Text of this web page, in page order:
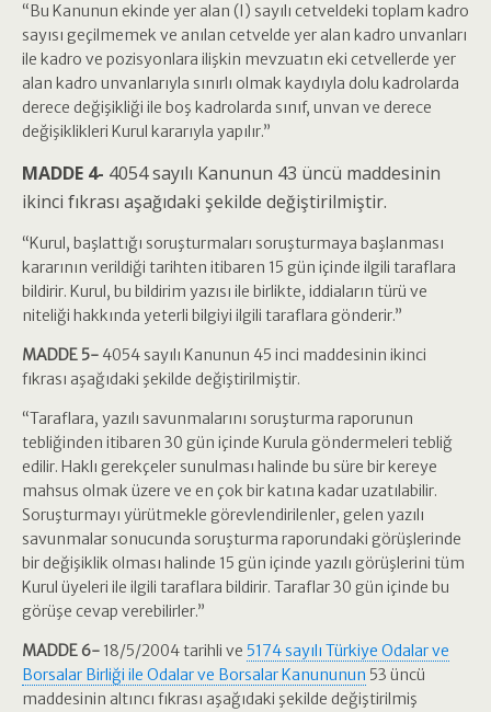
“Bu Kanunun ekinde yer alan (I) sayılı cetveldeki toplam kadro
sayısı geçilmemek ve anılan cetvelde yer alan kadro unvanları
ile kadro ve pozisyonlara ilişkin mevzuatın eki cetvellerde yer
alan kadro unvanlarıyla sınırlı olmak kaydıyla dolu kadrolarda
derece değişikliği ile boş kadrolarda sınıf, unvan ve derece
değişiklikleri Kurul kararıyla yapılır.”
MADDE 4- 4054 sayılı Kanunun 43 üncü maddesinin
ikinci fıkrası aşağıdaki şekilde değiştirilmiştir.
“Kurul, başlattığı soruşturmaları soruşturmaya başlanması
kararının verildiği tarihten itibaren 15 gün içinde ilgili taraflara
bildirir. Kurul, bu bildirim yazısı ile birlikte, iddiaların türü ve
niteliği hakkında yeterli bilgiyi ilgili taraflara gönderir.”
MADDE 5- 4054 sayılı Kanunun 45 inci maddesinin ikinci
fıkrası aşağıdaki şekilde değiştirilmiştir.
“Taraflara, yazılı savunmalarını soruşturma raporunun
tebliğinden itibaren 30 gün içinde Kurula göndermeleri tebliğ
edilir. Haklı gerekçeler sunulması halinde bu süre bir kereye
mahsus olmak üzere ve en çok bir katına kadar uzatılabilir.
Soruşturmayı yürütmekle görevlendirilenler, gelen yazılı
savunmalar sonucunda soruşturma raporundaki görüşlerinde
bir değişiklik olması halinde 15 gün içinde yazılı görüşlerini tüm
Kurul üyeleri ile ilgili taraflara bildirir. Taraflar 30 gün içinde bu
görüşe cevap verebilirler.”
MADDE 6- 18/5/2004 tarihli ve 5174 sayılı Türkiye Odalar ve
Borsalar Birliği ile Odalar ve Borsalar Kanununun 53 üncü
maddesinin altıncı fıkrası aşağıdaki şekilde değiştirilmiş